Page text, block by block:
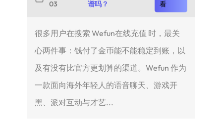
03
谱吗？
看
很多用户在搜索 Wefun在线充值 时，最关
心两件事：钱付了金币能不能稳定到账，以
及有没有比官方更划算的渠道。Wefun 作为
一款面向海外年轻人的语音聊天、游戏开
黑、派对互动与才艺...